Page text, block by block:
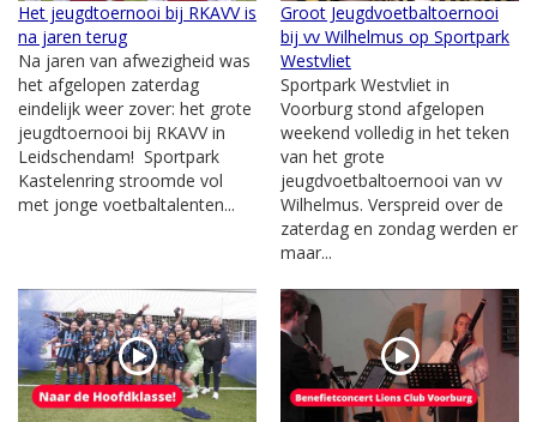
Het jeugdtoernooi bij RKAVV is
na jaren terug
Na jaren van afwezigheid was
het afgelopen zaterdag
eindelijk weer zover: het grote
jeugdtoernooi bij RKAVV in
Leidschendam! Sportpark
Kastelenring stroomde vol
met jonge voetbaltalenten...
Groot Jeugdvoetbaltoernooi
bij vv Wilhelmus op Sportpark
Westvliet
Sportpark Westvliet in
Voorburg stond afgelopen
weekend volledig in het teken
van het grote
jeugdvoetbaltoernooi van vv
Wilhelmus. Verspreid over de
zaterdag en zondag werden er
maar...